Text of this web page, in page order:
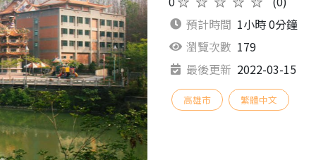
預計時間 1小時 0分鐘
瀏覽次數 179
最後更新 2022-03-15
高雄市 繁體中文